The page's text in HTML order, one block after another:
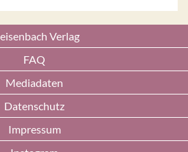
Verlag
FAQ
Mediadaten
Datenschutz
Impressum